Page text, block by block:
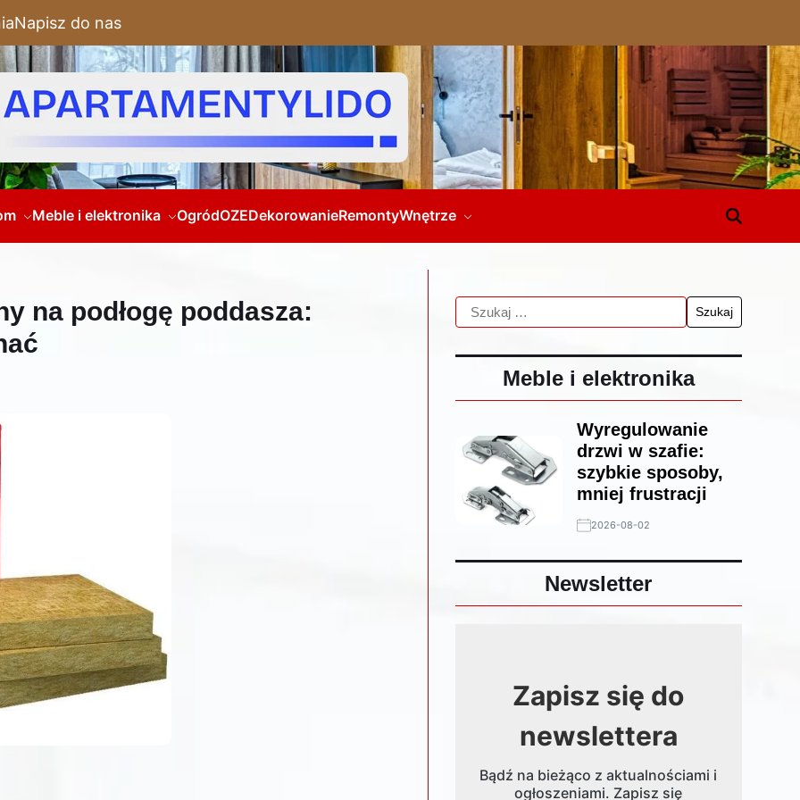
Napisz do nas
Meble i elektronika OgródOZEDekorowanieRemontyWnętrze
na podłogę poddasza:
Meble i elektronika
Wyregulowanie
drzwi w szafie:
szybkie sposoby,
mniej frustracji
2026-08-02
Newsletter
Zapisz się do
newslettera
Bądź na bieżąco z aktualnościami i
ogłoszeniami. Zapisz się